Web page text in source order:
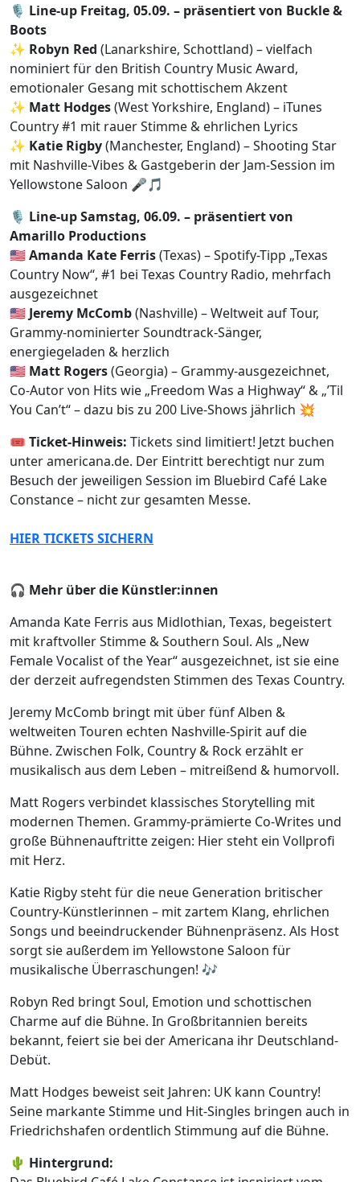
🎙️ Line-up Freitag, 05.09. – präsentiert von Buckle &
Boots
✨ Robyn Red (Lanarkshire, Schottland) – vielfach
nominiert für den British Country Music Award,
emotionaler Gesang mit schottischem Akzent
✨ Matt Hodges(West Yorkshire, England) – iTunes
Country #1 mit rauer Stimme & ehrlichen Lyrics
✨ Katie Rigby(Manchester, England) – Shooting Star
mit Nashville-Vibes & Gastgeberin der Jam-Session im
Yellowstone Saloon 🎤🎵
🎙️ Line-up Samstag, 06.09. – präsentiert von
Amarillo Productions
🇺🇸Amanda Kate Ferris(Texas) – Spotify-Tipp „Texas
Country Now“, #1 bei Texas Country Radio, mehrfach
ausgezeichnet
🇺🇸 Jeremy McComb(Nashville) – Weltweit auf Tour,
Grammy-nominierter Soundtrack-Sänger,
energiegeladen & herzlich
🇺🇸 Matt Rogers(Georgia) – Grammy-ausgezeichnet,
Co-Autor von Hits wie „Freedom Was a Highway“ & „’Til
You Can’t“ – dazu bis zu 200 Live-Shows jährlich 💥
🎟️ Ticket-Hinweis: Tickets sind limitiert! Jetzt buchen
unter americana.de. Der Eintritt berechtigt nur zum
Besuch der jeweiligen Session im Bluebird Café Lake
Constance – nicht zur gesamten Messe.
HIER TICKETS SICHERN
🎧 Mehr über die Künstler:innen
Amanda Kate Ferris aus Midlothian, Texas, begeistert
mit kraftvoller Stimme & Southern Soul. Als „New
Female Vocalist of the Year“ ausgezeichnet, ist sie eine
der derzeit aufregendsten Stimmen des Texas Country.
Jeremy McComb bringt mit über fünf Alben &
weltweiten Touren echten Nashville-Spirit auf die
Bühne. Zwischen Folk, Country & Rock erzählt er
musikalisch aus dem Leben – mitreißend & humorvoll.
Matt Rogers verbindet klassisches Storytelling mit
modernen Themen. Grammy-prämierte Co-Writes und
große Bühnenauftritte zeigen: Hier steht ein Vollprofi
mit Herz.
Katie Rigby steht für die neue Generation britischer
Country-Künstlerinnen – mit zartem Klang, ehrlichen
Songs und beeindruckender Bühnenpräsenz. Als Host
sorgt sie außerdem im Yellowstone Saloon für
musikalische Überraschungen! 🎶
Robyn Red bringt Soul, Emotion und schottischen
Charme auf die Bühne. In Großbritannien bereits
bekannt, feiert sie bei der Americana ihr Deutschland-
Debüt.
Matt Hodges beweist seit Jahren: UK kann Country!
Seine markante Stimme und Hit-Singles bringen auch in
Friedrichshafen ordentlich Stimmung auf die Bühne.
🌵 Hintergrund: